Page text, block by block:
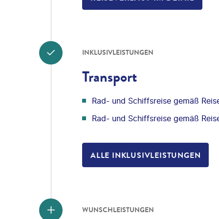
INKLUSIVLEISTUNGEN
Transport
Rad- und Schiffsreise gemäß
Rad- und Schiffsreise gemäß
ALLE INKLUSIVLEISTUNGEN
WUNSCHLEISTUNGEN